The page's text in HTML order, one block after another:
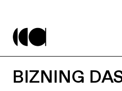
BIZNING